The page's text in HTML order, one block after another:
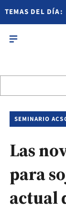
TEMAS DEL DÍA:
SEMINARIO
Las
para
actual